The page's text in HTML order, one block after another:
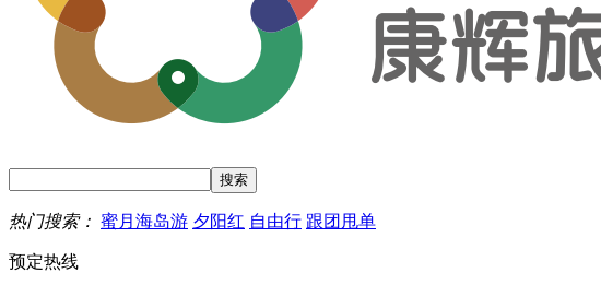
热门搜索： 蜜月海岛游 夕阳红 自由行 跟团甩单
预定热线